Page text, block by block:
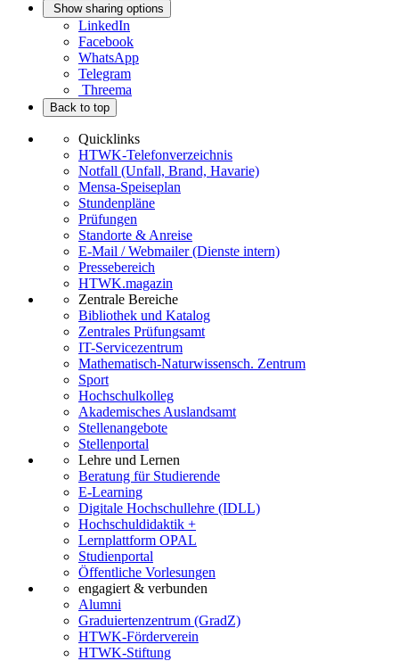
Show sharing options
LinkedIn
Facebook
WhatsApp
Telegram
Threema
Back to top
Quicklinks
HTWK-Telefonverzeichnis
Notfall (Unfall, Brand, Havarie)
Mensa-Speiseplan
Stundenpläne
Prüfungen
Standorte & Anreise
E-Mail / Webmailer (Dienste intern)
Pressebereich
HTWK.magazin
Zentrale Bereiche
Bibliothek und Katalog
Zentrales Prüfungsamt
IT-Servicezentrum
Mathematisch-Naturwissensch. Zentrum
Sport
Hochschulkolleg
Akademisches Auslandsamt
Stellenangebote
Stellenportal
Lehre und Lernen
Beratung für Studierende
E-Learning
Digitale Hochschullehre (IDLL)
Hochschuldidaktik +
Lernplattform OPAL
Studienportal
Öffentliche Vorlesungen
engagiert & verbunden
Alumni
Graduiertenzentrum (GradZ)
HTWK-Förderverein
HTWK-Stiftung